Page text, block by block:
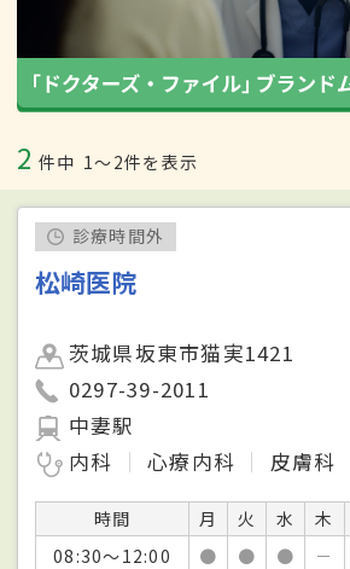
2 件中 1〜2件を表示
診療時間外
松崎医院
茨城県坂東市猫実1421
0297-39-2011
中妻駅
内科
心療内科 皮膚科
時間 月 火 水 木
08:30～12:00
● ● ● －